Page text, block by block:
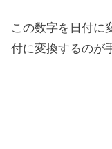
この数字を日付に
付に変換するのが